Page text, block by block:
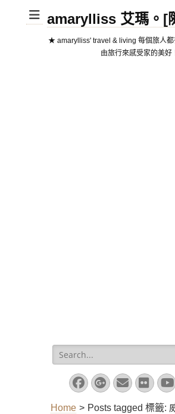
amarylliss 艾瑪。[
★ amarylliss' travel & living 每個旅人都
由旅行來感受家的美好
Search
for:
Facebook
Email
Home > Posts tagged 標籤: